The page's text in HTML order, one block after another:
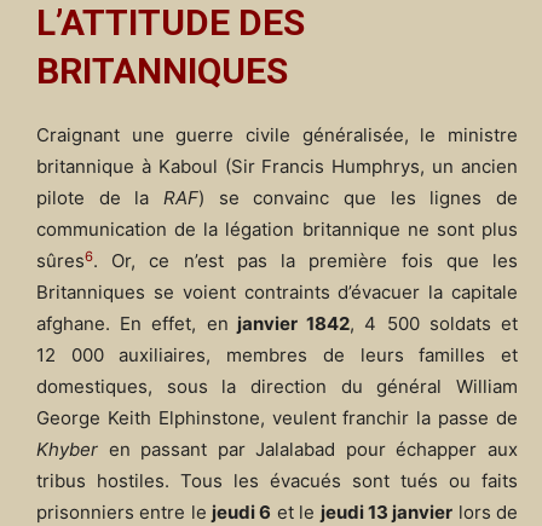
L’ATTITUDE DES
BRITANNIQUES
Craignant une guerre civile généralisée, le ministre
britannique à Kaboul (Sir Francis Humphrys, un ancien
pilote de la RAF) se convainc que les lignes de
communication de la légation britannique ne sont plus
sûres6. Or, ce n’est pas la première fois que les
Britanniques se voient contraints d’évacuer la capitale
afghane. En effet, en janvier 1842, 4 500 soldats et
12 000 auxiliaires, membres de leurs familles et
domestiques, sous la direction du général William
George Keith Elphinstone, veulent franchir la passe de
Khyber en passant par Jalalabad pour échapper aux
tribus hostiles. Tous les évacués sont tués ou faits
prisonniers entre le jeudi 6 et le jeudi 13 janvier lors de